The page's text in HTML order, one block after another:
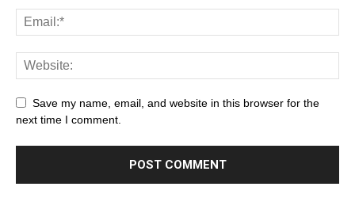
Save my name, email, and website in this browser for the
next time I comment.